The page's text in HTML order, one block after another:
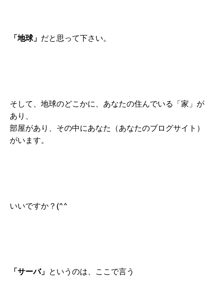
「地球」 だと思って下さい。
そして、地球のどこかに、あなたの住んでいる「家」が
あり、
部屋があり、その中にあなた（あなたのブログサイト）
がいます。
いいですか？(^^
「サーバ」 というのは、ここで言う